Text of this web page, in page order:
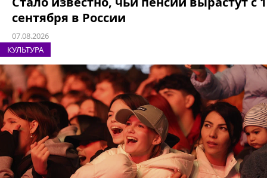
сентября в России
07.08.2026
КУЛЬТУРА